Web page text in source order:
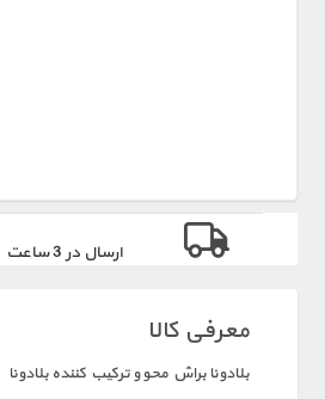
ارسال در 3 ساعت
معرفی کالا
بلادونا براش محو و ترکیب کننده بلادونا